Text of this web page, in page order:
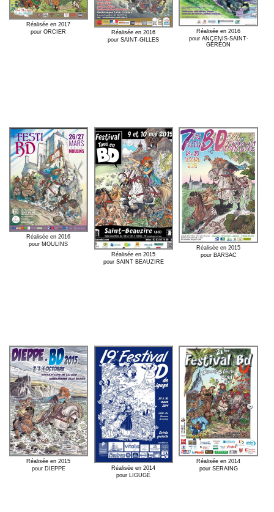
Réalisée en 2017
pour ORCIER
Réalisée en 2016
pour SAINT-GILLES
Réalisée en 2016
pour ANCENIS-SAINT-
GÉRÉON
Réalisée en 2016
pour MOULINS
Réalisée en 2015
pour SAINT BEAUZIRE
Réalisée en 2015
pour BARSAC
Réalisée en 2015
pour DIEPPE
Réalisée en 2014
pour LIGUGÉ
Réalisée en 2014
pour SERAING